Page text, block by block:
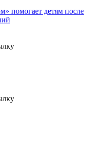
помогает детям после